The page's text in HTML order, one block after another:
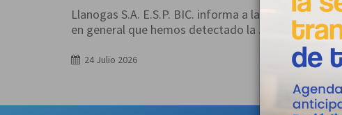
Llanogas alerta sobre posibles
Llanogas S.A. E.S.P. BIC. informa a la comunidad